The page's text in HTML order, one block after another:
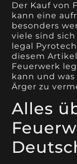
Der Kauf von
kann eine
besonders
viele sind
legal
diesem
Feuerwerk
kann und
Ärger zu
Alles